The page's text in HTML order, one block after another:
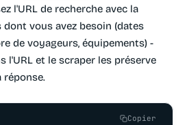
l'URL de recherche avec la
vous avez besoin (dates
de voyageurs, équipements) -
l'URL et le scraper les préserve
réponse.
Copier